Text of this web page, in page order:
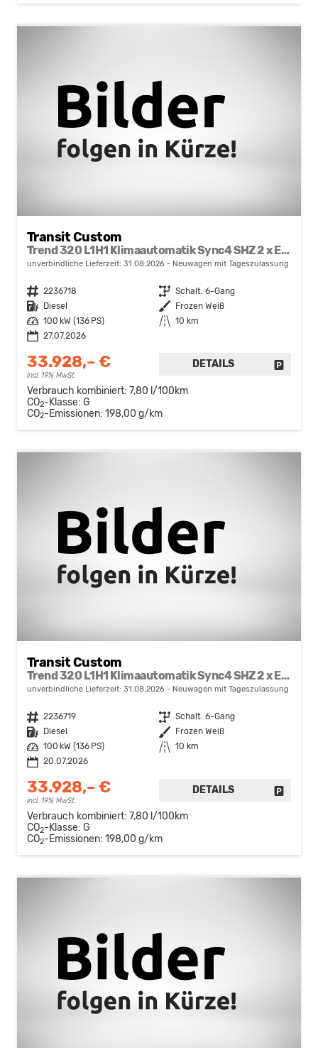
Transit Custom
Trend 320 L1H1 Klimaautomatik Sync4 SHZ 2 x Einparkhilfe Kamera 5JG
unverbindliche Lieferzeit: 31.08.2026 Neuwagen mit Tageszulassung
Fahrzeugnr. 2236718 Getriebe Schalt. 6-Gang
Kraftstoff
Diesel Außenfarbe
Frozen Weiß
Leistung
100 kW (136 PS) Kilometerstand
10 km
27.07.2026
33.928,– €
incl. 19% MwSt.
DETAILS
Verbrauch kombiniert: 7,80 l/100km
CO2-Klasse: G
CO2-Emissionen: 198,00 g/km
Transit Custom
Trend 320 L1H1 Klimaautomatik Sync4 SHZ 2 x Einparkhilfe Kamera 5JG
unverbindliche Lieferzeit: 31.08.2026 Neuwagen mit Tageszulassung
Fahrzeugnr. 2236719 Getriebe Schalt. 6-Gang
Kraftstoff
Diesel Außenfarbe
Frozen Weiß
Leistung
100 kW (136 PS) Kilometerstand
10 km
20.07.2026
33.928,– €
incl. 19% MwSt.
DETAILS
Verbrauch kombiniert: 7,80 l/100km
CO2-Klasse: G
CO2-Emissionen: 198,00 g/km